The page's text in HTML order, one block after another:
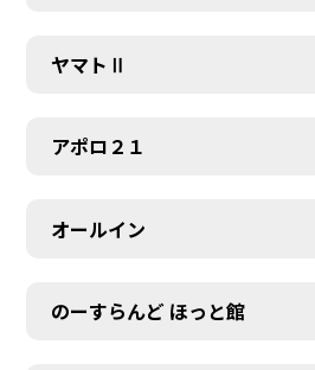
ヤマトⅡ
アポロ２１
オールイン
のーすらんど ほっと館